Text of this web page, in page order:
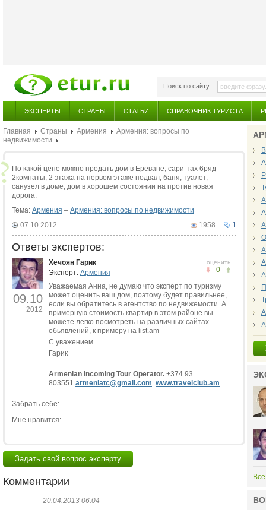
Поиск по сайту:
ЭКСПЕРТЫ СТРАНЫ СТАТЬИ СПРАВОЧНИК ТУРИСТА
Главная Страны Армения
Армения: вопросы по
недвижимости
По какой цене можно продать дом в Ереване, сари-тах 6ряд
2комнаты, 2 этажа на первом этаже подвал, баня, туалет,
санузел в доме, дом в хорошем состоянии на против новая
дорога.
Тема: Армения – Армения: вопросы по недвижимости
1
1958
07.10.2012
Ответы экспертов:
09.10
2012
оценить
0
Хечоян Гарик
Эксперт: Армения
Уважаемая Анна, не думаю что эксперт по туризму
может оценить ваш дом, поэтому будет правильнее,
если вы обратитесь в агентство по недвижемости. А
примерную стоимость квартир в этом районе вы
можете легко посмотреть на различных сайтах
обьявлений, к примеру на list.am
С уважением
Гарик
Armenian Incoming Tour Operator. +374 93
803551 armeniatc@gmail.com www.travelclub.am
Забрать себе:
Мне нравится:
Задать свой вопрос эксперту
Комментарии
20.04.2013 06:04